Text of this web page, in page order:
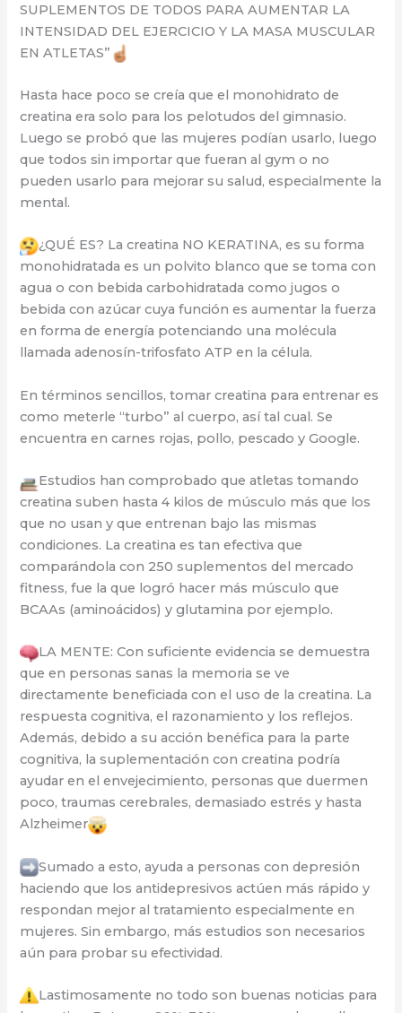
SUPLEMENTOS DE TODOS PARA AUMENTAR LA
INTENSIDAD DEL EJERCICIO Y LA MASA MUSCULAR
EN ATLETAS”
Hasta hace poco se creía que el monohidrato de
creatina era solo para los pelotudos del gimnasio.
Luego se probó que las mujeres podían usarlo, luego
que todos sin importar que fueran al gym o no
pueden usarlo para mejorar su salud, especialmente la
mental.
¿QUÉ ES? La creatina NO KERATINA, es su forma
monohidratada es un polvito blanco que se toma con
agua o con bebida carbohidratada como jugos o
bebida con azúcar cuya función es aumentar la fuerza
en forma de energía potenciando una molécula
llamada adenosín-trifosfato ATP en la célula.
En términos sencillos, tomar creatina para entrenar es
como meterle “turbo” al cuerpo, así tal cual. Se
encuentra en carnes rojas, pollo, pescado y Google.
Estudios han comprobado que atletas tomando
creatina suben hasta 4 kilos de músculo más que los
que no usan y que entrenan bajo las mismas
condiciones. La creatina es tan efectiva que
comparándola con 250 suplementos del mercado
fitness, fue la que logró hacer más músculo que
BCAAs (aminoácidos) y glutamina por ejemplo.
LA MENTE: Con suficiente evidencia se demuestra
que en personas sanas la memoria se ve
directamente beneficiada con el uso de la creatina. La
respuesta cognitiva, el razonamiento y los reflejos.
Además, debido a su acción benéfica para la parte
cognitiva, la suplementación con creatina podría
ayudar en el envejecimiento, personas que duermen
poco, traumas cerebrales, demasiado estrés y hasta
Alzheimer
Sumado a esto, ayuda a personas con depresión
haciendo que los antidepresivos actúen más rápido y
respondan mejor al tratamiento especialmente en
mujeres. Sin embargo, más estudios son necesarios
aún para probar su efectividad.
Lastimosamente no todo son buenas noticias para